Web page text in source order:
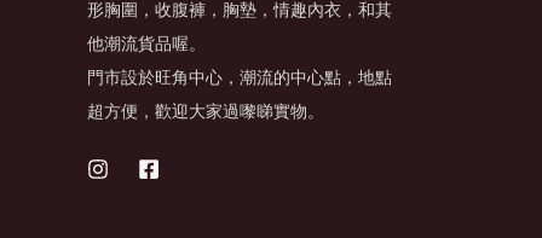
形胸圍，收腹褲，胸墊，情趣內衣，和其
他潮流貨品喔。
門市設於旺角中心，潮流的中心點，地點
超方便，歡迎大家過嚟睇實物。